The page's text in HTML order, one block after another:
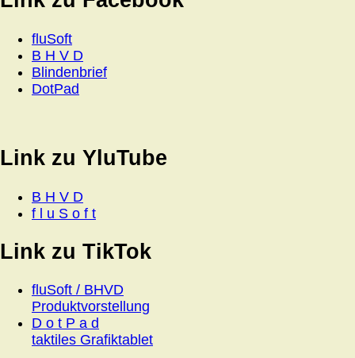
fluSoft
B H V D
Blindenbrief
DotPad
Link zu YluTube
B H V D
f l u S o f t
Link zu TikTok
fluSoft / BHVD
Produktvorstellung
D o t P a d
taktiles Grafiktablet